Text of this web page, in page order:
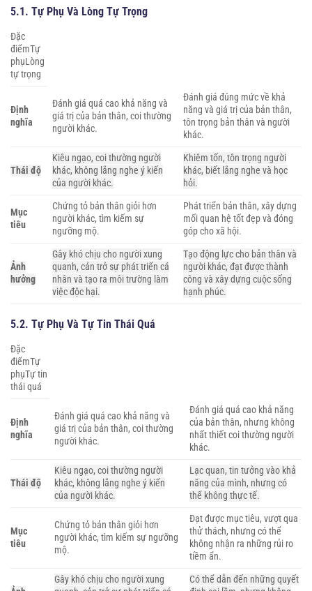
5.1. Tự Phụ Và Lòng Tự Trọng
Đặc
điểmTự
phụLòng
tự trọng
Định
nghĩa
Đánh giá quá cao khả năng và
giá trị của bản thân, coi thường
người khác.
Đánh giá đúng mức về khả
năng và giá trị của bản thân,
tôn trọng bản thân và người
khác.
Thái độ
Kiêu ngạo, coi thường người
khác, không lắng nghe ý kiến
của người khác.
Khiêm tốn, tôn trọng người
khác, biết lắng nghe và học
hỏi.
Mục
tiêu
Chứng tỏ bản thân giỏi hơn
người khác, tìm kiếm sự
ngưỡng mộ.
Phát triển bản thân, xây dựng
mối quan hệ tốt đẹp và đóng
góp cho xã hội.
Ảnh
hưởng
Gây khó chịu cho người xung
quanh, cản trở sự phát triển cá
nhân và tạo ra môi trường làm
việc độc hại.
Tạo động lực cho bản thân và
người khác, đạt được thành
công và xây dựng cuộc sống
hạnh phúc.
5.2. Tự Phụ Và Tự Tin Thái Quá
Đặc
điểmTự
phụTự tin
thái quá
Định
nghĩa
Đánh giá quá cao khả năng và
giá trị của bản thân, coi thường
người khác.
Đánh giá quá cao khả năng
của bản thân, nhưng không
nhất thiết coi thường người
khác.
Thái độ
Kiêu ngạo, coi thường người
khác, không lắng nghe ý kiến
của người khác.
Lạc quan, tin tưởng vào khả
năng của mình, nhưng có
thể không thực tế.
Mục
tiêu
Chứng tỏ bản thân giỏi hơn
người khác, tìm kiếm sự ngưỡng
mộ.
Đạt được mục tiêu, vượt qua
thử thách, nhưng có thể
không nhận ra những rủi ro
tiềm ẩn.
Gây khó chịu cho người xung
Có thể dẫn đến những quyết